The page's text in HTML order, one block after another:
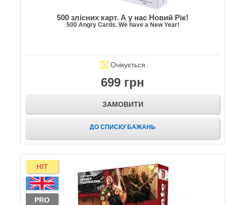
500 злісних карт. А у нас Новий Рік!
500 Angry Cards. We have a New Year!
Очікується
699 грн
ЗАМОВИТИ
ДО СПИСКУ БАЖАНЬ
HIT
PRO